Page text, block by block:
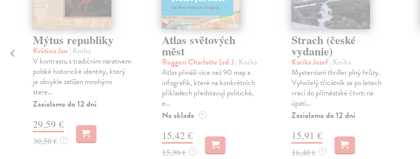
Mýtus republiky
Květina Jan | Kniha
V kontrastu s tradičním narativem
polské historické identity, který
je obvykle zatížen mnohými
stere...
Zasielame do 12 dní
29,59 €
30,50 € ?
Atlas světových
měst
Ruggeri Charlotte (ed.)| Kniha
Atlas přináší více než 90 map a
infografik, které na konkrétních
příkladech představují politické,
e...
Na sklade ?
15,42 €
15,90 € ?
Strach (české
vydanie)
Karika Jozef| Kniha
Mysteriózní thriller plný hrůzy.
Vyhořelý třicátník se po letech
vrací do příměstské čtvrti na
úpatí...
Zasielame do 12 dní
15,91 €
16,40 € ?